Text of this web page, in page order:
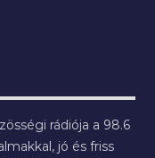
rádiója a 98.6
jó és friss